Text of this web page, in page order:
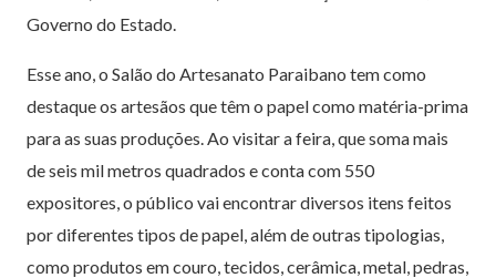
Governo do Estado.
Esse ano, o Salão do Artesanato Paraibano tem como
destaque os artesãos que têm o papel como matéria-prima
para as suas produções. Ao visitar a feira, que soma mais
de seis mil metros quadrados e conta com 550
expositores, o público vai encontrar diversos itens feitos
por diferentes tipos de papel, além de outras tipologias,
como produtos em couro, tecidos, cerâmica, metal, pedras,